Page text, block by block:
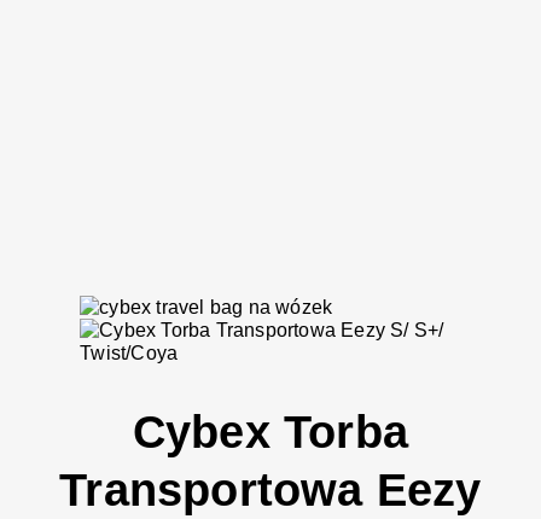
Cybex Torba
Transportowa Eezy